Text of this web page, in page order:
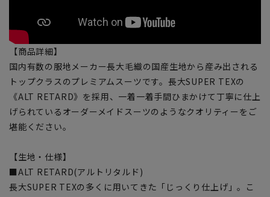
【商品詳細】
国内有数の服地メーカー長大毛織の国産生地から産み出される
トップクラスのプレミアムスーツです。長大SUPER TEXの
《ALT RETARD》を採用、一着一着手間ひまかけて丁寧に仕上
げられているオーダーメイドスーツのようなクオリティーをご
堪能ください。
【生地・仕様】
■ALT RETARD(アルトリタルド)
長大SUPER TEXの多くに用いてきた「じっくり仕上げ」。こ